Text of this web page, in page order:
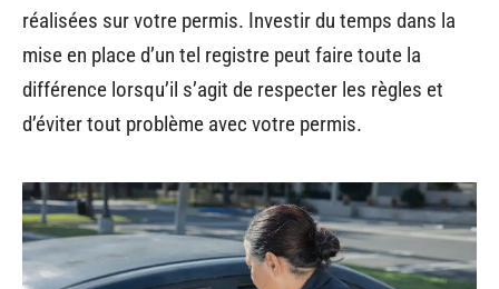
réalisées sur votre permis. Investir du temps dans la
mise en place d’un tel registre peut faire toute la
différence lorsqu’il s’agit de respecter les règles et
d’éviter tout problème avec votre permis.